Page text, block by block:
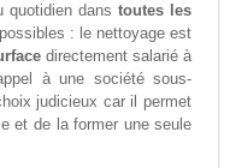
quotidien danstoutes les
: le nettoyage est
directement salarié à
à une société sous-
judicieux car il permet
et de la former une seule